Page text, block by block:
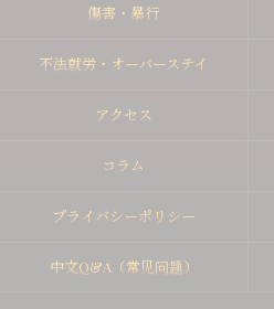
傷害・暴行
不法就労・オーバーステイ
アクセス
コラム
プライバシーポリシー
中文Q&A（常见问题）